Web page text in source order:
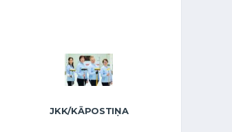
JKK/KĀPOSTIŅA